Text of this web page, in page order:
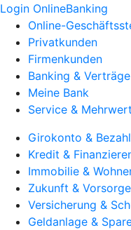
Login OnlineBanking
Online-
Privatkunden
Firmenkunden
Banking & Verträge
Meine Bank
Service &
Girokonto &
Kredit &
Immobilie &
Zukunft &
Versicherung &
Geldanlage &